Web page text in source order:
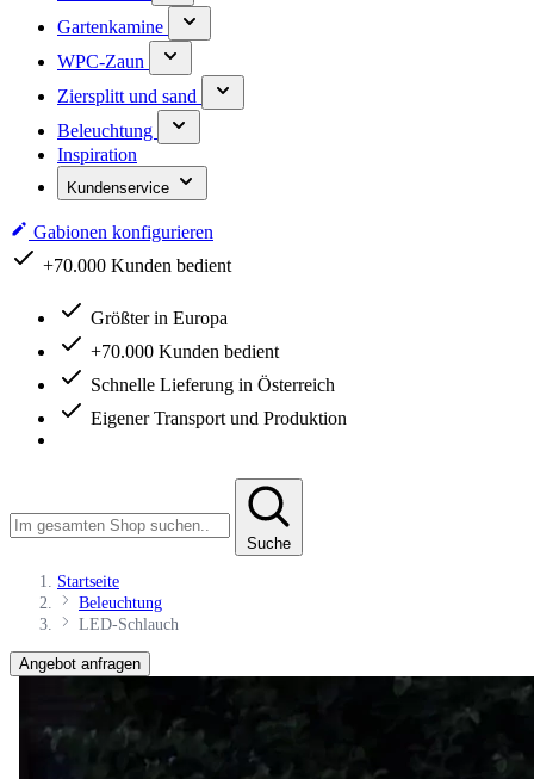
Gartenkamine
WPC-Zaun
Ziersplitt und sand
Beleuchtung
Inspiration
Kundenservice
Gabionen konfigurieren
Schnelle Lieferung in Österreich
Größter in Europa
+70.000 Kunden bedient
Schnelle Lieferung in Österreich
Eigener Transport und Produktion
Suche
Startseite
Beleuchtung
LED-Schlauch
Angebot anfragen